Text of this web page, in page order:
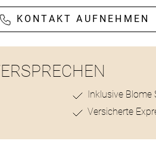
KONTAKT AUFNEHMEN
Inklusive Blome
Versicherte